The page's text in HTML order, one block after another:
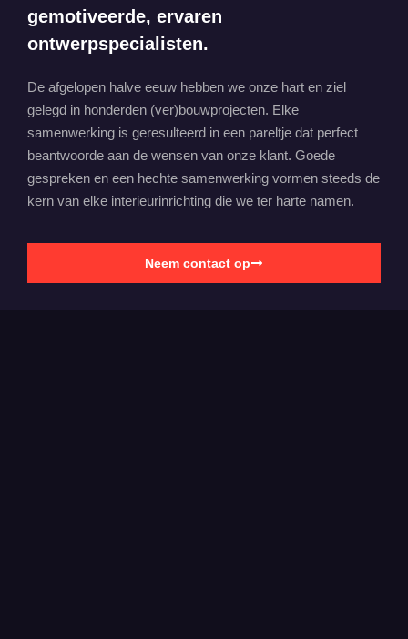
gemotiveerde, ervaren
ontwerpspecialisten.
De afgelopen halve eeuw hebben we onze hart en ziel
gelegd in honderden (ver)bouwprojecten. Elke
samenwerking is geresulteerd in een pareltje dat perfect
beantwoorde aan de wensen van onze klant. Goede
gespreken en een hechte samenwerking vormen steeds de
kern van elke interieurinrichting die we ter harte namen.
Neem contact op